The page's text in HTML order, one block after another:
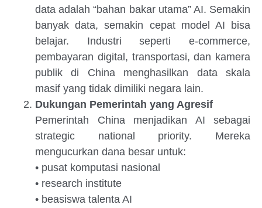
data adalah “bahan bakar utama” AI. Semakin
banyak data, semakin cepat model AI bisa
belajar. Industri seperti e-commerce,
pembayaran digital, transportasi, dan kamera
publik di China menghasilkan data skala
masif yang tidak dimiliki negara lain.
Dukungan Pemerintah yang Agresif
Pemerintah China menjadikan AI sebagai
strategic national priority. Mereka
mengucurkan dana besar untuk:
• pusat komputasi nasional
• research institute
• beasiswa talenta AI